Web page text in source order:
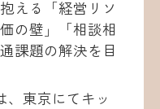
える「経営リソ
の壁」「相談相
課題の解決を目
、東京にてキッ